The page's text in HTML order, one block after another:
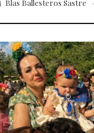
Blas Ballesteros Sastre